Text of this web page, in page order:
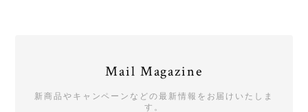
Mail Magazine
新商品やキャンペーンなどの最新情報をお届けいたしま
す。